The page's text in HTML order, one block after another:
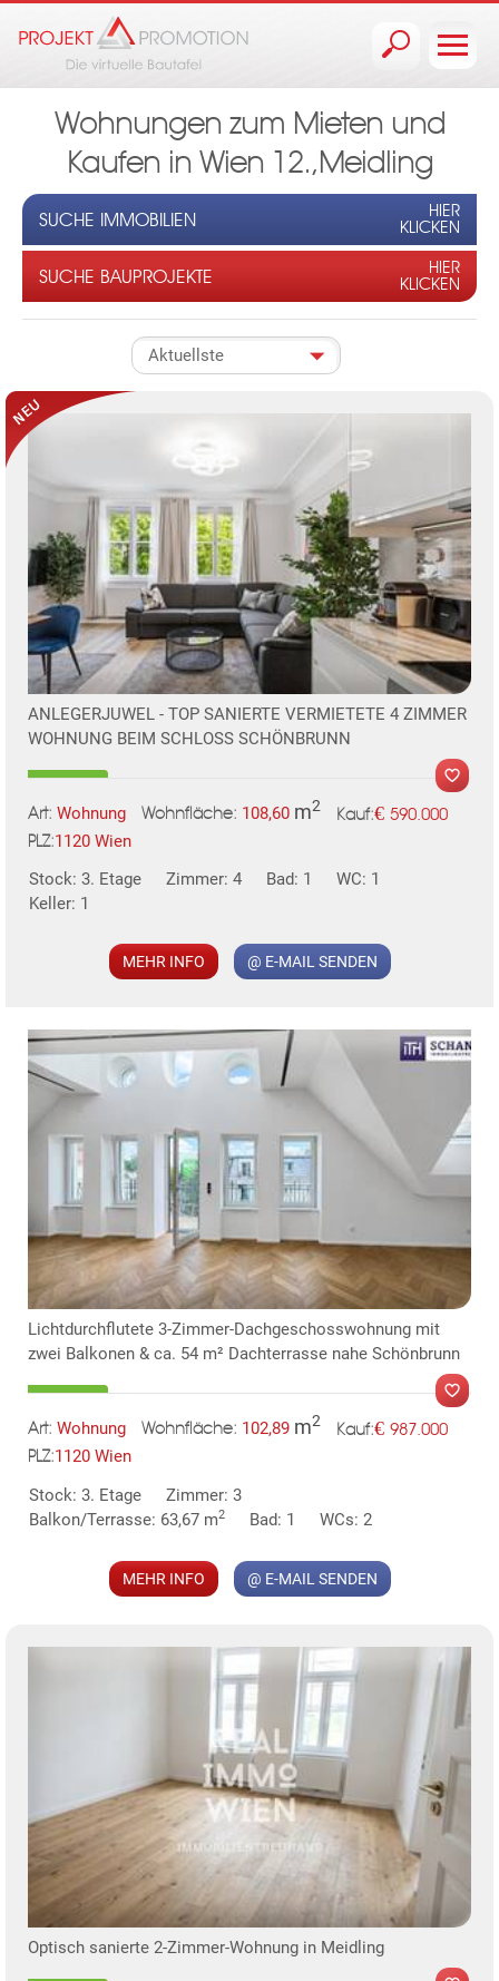
Wohnungen zum Mieten und
Kaufen in Wien 12.,Meidling
SUCHE IMMOBILIEN
HIER
KLICKEN
SUCHE BAUPROJEKTE
HIER
KLICKEN
ANLEGERJUWEL - TOP SANIERTE VERMIETETE 4 ZIMMER
WOHNUNG BEIM SCHLOSS SCHÖNBRUNN
Art: Wohnung Wohnfläche: 108,60 m2 Kauf:€ 590.000
PLZ:1120 Wien
Stock: 3. Etage
Zimmer: 4 Bad: 1
WC: 1
Keller: 1
MEHR INFO @ E-MAIL SENDEN
Lichtdurchflutete 3-Zimmer-Dachgeschosswohnung mit
zwei Balkonen & ca. 54 m² Dachterrasse nahe Schönbrunn
Art: Wohnung Wohnfläche: 102,89 m2 Kauf:€ 987.000
PLZ:1120 Wien
Stock: 3. Etage
Zimmer: 3
Balkon/Terrasse: 63,67 m2 Bad: 1 WCs: 2
MEHR INFO @ E-MAIL SENDEN
Optisch sanierte 2-Zimmer-Wohnung in Meidling